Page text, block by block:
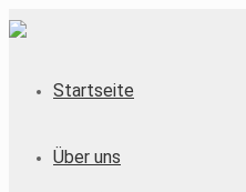
Startseite
Über uns